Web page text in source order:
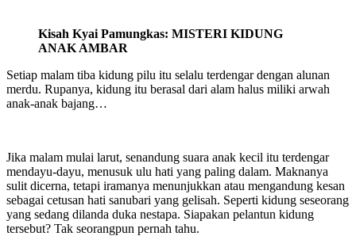
Kisah Kyai Pamungkas: MISTERI KIDUNG
ANAK AMBAR
Setiap malam tiba kidung pilu itu selalu terdengar dengan alunan
merdu. Rupanya, kidung itu berasal dari alam halus miliki arwah
anak-anak bajang…
Jika malam mulai larut, senandung suara anak kecil itu terdengar
mendayu-dayu, menusuk ulu hati yang paling dalam. Maknanya
sulit dicerna, tetapi iramanya menunjukkan atau mengandung kesan
sebagai cetusan hati sanubari yang gelisah. Seperti kidung seseorang
yang sedang dilanda duka nestapa. Siapakan pelantun kidung
tersebut? Tak seorangpun pernah tahu.